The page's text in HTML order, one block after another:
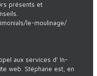
présents et
le-moulinage/
aux services d' In-
web. Stéphane est, en